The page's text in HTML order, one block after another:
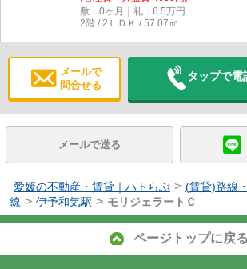
敷：0ヶ月｜礼：6.5万円
2階 / 2ＬＤＫ / 57.07㎡
メールで
問合せる
タップで電
メールで送る
愛媛の不動産・賃貸｜ハトらぶ > (賃貸)路線
線 > 伊予和気駅 > モリジェラートＣ
ページトップに戻る